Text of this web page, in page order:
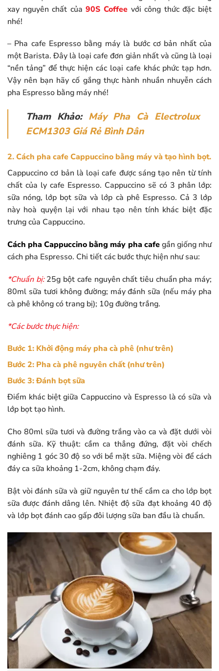
xay nguyên chất của90S Coffee với công thức đặc biệt
nhé!
– Pha cafe Espresso bằng máy là bước cơ bản nhất của
một Barista. Đây là loại cafe đơn giản nhất và cũng là loại
“nền tảng” để thực hiện các loại cafe khác phức tạp hơn.
Vậy nên bạn hãy cố gắng thực hành nhuần nhuyễn cách
pha Espresso bằng máy nhé!
Tham Khảo: Máy Pha Cà Electrolux
ECM1303 Giá Rẻ Bình Dân
2. Cách pha cafe Cappuccino bằng máy và tạo hình bọt.
Cappuccino cơ bản là loại cafe được sáng tạo nên từ tính
chất của ly cafe Espresso. Cappuccino sẽ có 3 phân lớp:
sữa nóng, lớp bọt sữa và lớp cà phê Espresso. Cả 3 lớp
này hoà quyện lại với nhau tạo nên tính khác biệt đặc
trưng của Cappuccino.
Cách pha Cappuccino bằng máy pha cafegần giống như
cách pha Espresso. Chi tiết các bước thực hiện như sau:
*Chuẩn bị:25g bột cafe nguyên chất tiêu chuẩn pha máy;
80ml sữa tươi không đường; máy đánh sữa (nếu máy pha
cà phê không có trang bị); 10g đường trắng.
*Các bước thực hiện:
Bước 1: Khởi động máy pha cà phê (như trên)
Bước 2: Pha cà phê nguyên chất (như trên)
Bước 3: Đánh bọt sữa
Điểm khác biệt giữa Cappuccino và Espresso là có sữa và
lớp bọt tạo hình.
Cho 80ml sữa tươi và đường trắng vào ca và đặt dưới vòi
đánh sữa. Kỹ thuật: cầm ca thẳng đứng, đặt vòi chếch
nghiêng 1 góc 30 độ so với bề mặt sữa. Miệng vòi để cách
đáy ca sữa khoảng 1-2cm, không chạm đáy.
Bật vòi đánh sữa và giữ nguyên tư thế cầm ca cho lớp bọt
sữa được đánh dâng lên. Nhiệt độ sữa đạt khoảng 40 độ
và lớp bọt đánh cao gấp đôi lượng sữa ban đầu là chuẩn.